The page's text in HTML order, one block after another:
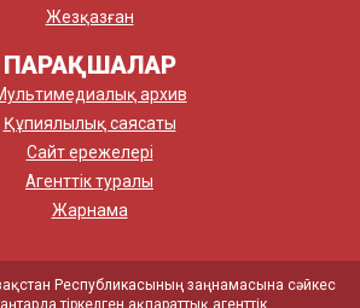
Жезқазған
ПАРАҚШАЛАР
архив
Құпиялылық саясаты
Сайт ережелері
Агенттік туралы
Жарнама
Республикасының заңнамасына сәйкес